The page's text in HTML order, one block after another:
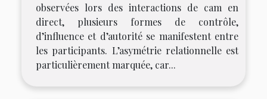
observées lors des interactions de cam en
direct, plusieurs formes de contrôle,
d’influence et d’autorité se manifestent entre
les participants. L’asymétrie relationnelle est
particulièrement marquée, car...